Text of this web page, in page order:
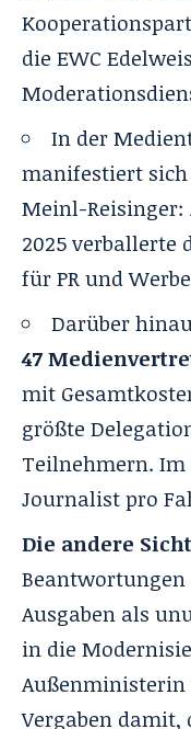
die EWC
In der
manifestiert
Meinl-
2025 verballerte
für PR und
Darüber
47
mit
größte
Teilnehmern.
Journalist pro
Die andere
Ausgaben als
in die
Vergaben damit,